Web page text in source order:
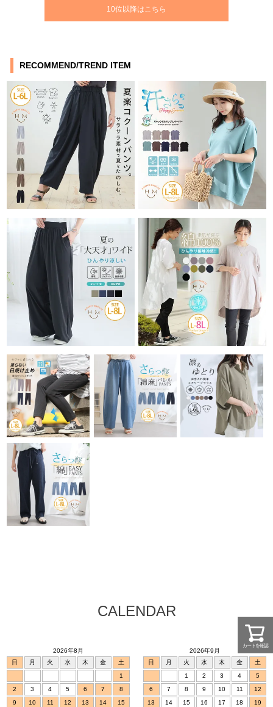
10位以降はこちら
RECOMMEND/TREND ITEM
カートを確認
CALENDAR
2026年8月
日
月 火 水 木 金
土
1
2
3 4 5 6 7
8
9
10 11 12 13 14
15
2026年9月
日
月 火 水 木 金
土
1
2 3 4
5
6
7 8 9 10 11
12
13
14 15 16 17 18
19